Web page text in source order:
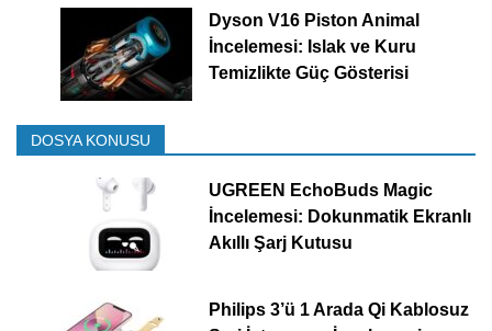
Dyson V16 Piston Animal
İncelemesi: Islak ve Kuru
Temizlikte Güç Gösterisi
DOSYA KONUSU
UGREEN EchoBuds Magic
İncelemesi: Dokunmatik Ekranlı
Akıllı Şarj Kutusu
Philips 3’ü 1 Arada Qi Kablosuz